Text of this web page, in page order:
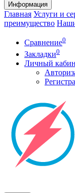
Информация
Главная Услуги и
преимущество
Сравнение0
Закладки0
Личный